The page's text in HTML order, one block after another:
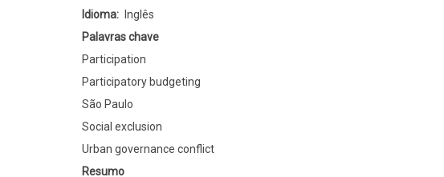
in
São
Paulo
Idioma
Inglês
Palavras chave
Participation
Participatory budgeting
São Paulo
Social exclusion
Urban governance conflict
Resumo